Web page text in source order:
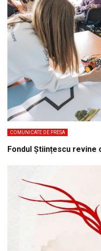
COMUNICATE DE PRESA
Fondul Științescu revine